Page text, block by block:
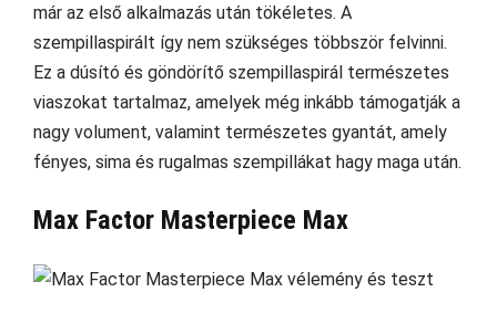
már az első alkalmazás után tökéletes. A
szempillaspirált így nem szükséges többször felvinni.
Ez a dúsító és göndörítő szempillaspirál természetes
viaszokat tartalmaz, amelyek még inkább támogatják a
nagy volument, valamint természetes gyantát, amely
fényes, sima és rugalmas szempillákat hagy maga után.
Max Factor Masterpiece Max